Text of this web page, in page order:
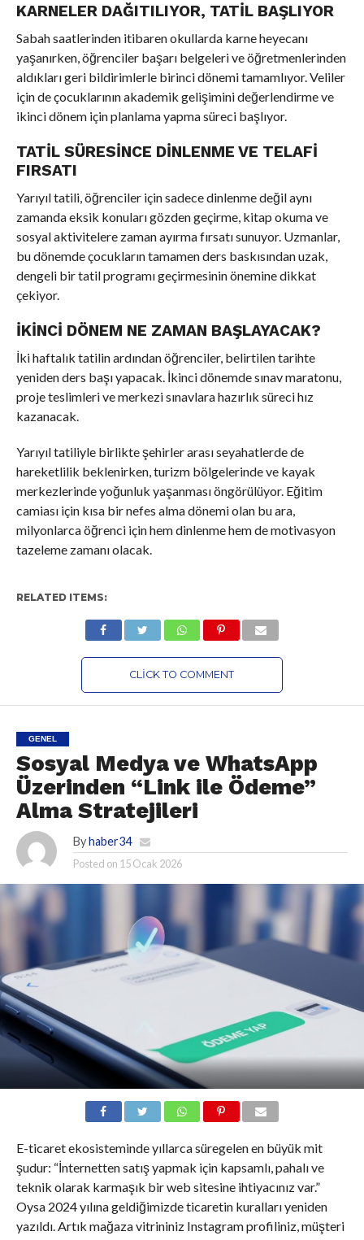
KARNELER DAĞITILIYOR, TATIL BAŞLIYOR
Sabah saatlerinden itibaren okullarda karne heyecanı
yaşanırken, öğrenciler başarı belgeleri ve öğretmenlerinden
aldıkları geri bildirimlerle birinci dönemi tamamlıyor. Veliler
için de çocuklarının akademik gelişimini değerlendirme ve
ikinci dönem için planlama yapma süreci başlıyor.
TATIL SÜRESINCE DINLENME VE TELAFI
FIRSATI
Yarıyıl tatili, öğrenciler için sadece dinlenme değil aynı
zamanda eksik konuları gözden geçirme, kitap okuma ve
sosyal aktivitelere zaman ayırma fırsatı sunuyor. Uzmanlar,
bu dönemde çocukların tamamen ders baskısından uzak,
dengeli bir tatil programı geçirmesinin önemine dikkat
çekiyor.
İKINCI DÖNEM NE ZAMAN BAŞLAYACAK?
İki haftalık tatilin ardından öğrenciler, belirtilen tarihte
yeniden ders başı yapacak. İkinci dönemde sınav maratonu,
proje teslimleri ve merkezi sınavlara hazırlık süreci hız
kazanacak.
Yarıyıl tatiliyle birlikte şehirler arası seyahatlerde de
hareketlilik beklenirken, turizm bölgelerinde ve kayak
merkezlerinde yoğunluk yaşanması öngörülüyor. Eğitim
camiası için kısa bir nefes alma dönemi olan bu ara,
milyonlarca öğrenci için hem dinlenme hem de motivasyon
tazeleme zamanı olacak.
RELATED ITEMS:
CLICK TO COMMENT
GENEL
Sosyal Medya ve WhatsApp
Üzerinden “Link ile Ödeme”
Alma Stratejileri
By haber34
Posted on 15 Ocak 2026
E-ticaret ekosisteminde yıllarca süregelen en büyük mit
şudur: “İnternetten satış yapmak için kapsamlı, pahalı ve
teknik olarak karmaşık bir web sitesine ihtiyacınız var.”
Oysa 2024 yılına geldiğimizde ticaretin kuralları yeniden
yazıldı. Artık mağaza vitrininiz Instagram profiliniz, müşteri